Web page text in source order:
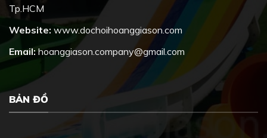
Tp.HCM
Website: www.dochoihoanggiason.com
Email:hoanggiason.company@gmail.com
BẢN ĐỒ